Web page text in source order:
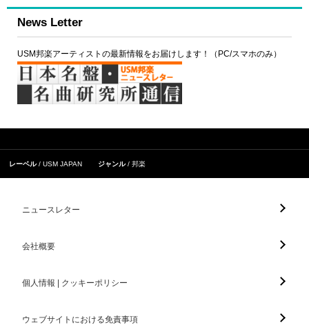
News Letter
USM邦楽アーティストの最新情報をお届けします！（PC/スマホのみ）
レーベル USM JAPAN ジャンル 邦楽
ニュースレター
会社概要
個人情報 | クッキーポリシー
ウェブサイトにおける免責事項